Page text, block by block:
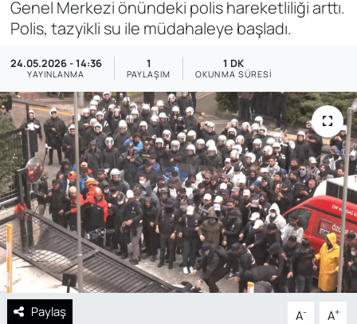
Genel Merkezi önündeki polis hareketliliği arttı.
Polis, tazyikli su ile müdahaleye başladı.
24.05.2026 - 14:36
YAYINLANMA
1
PAYLAŞIM
1 DK
OKUNMA SÜRESI
Paylaş A- A+